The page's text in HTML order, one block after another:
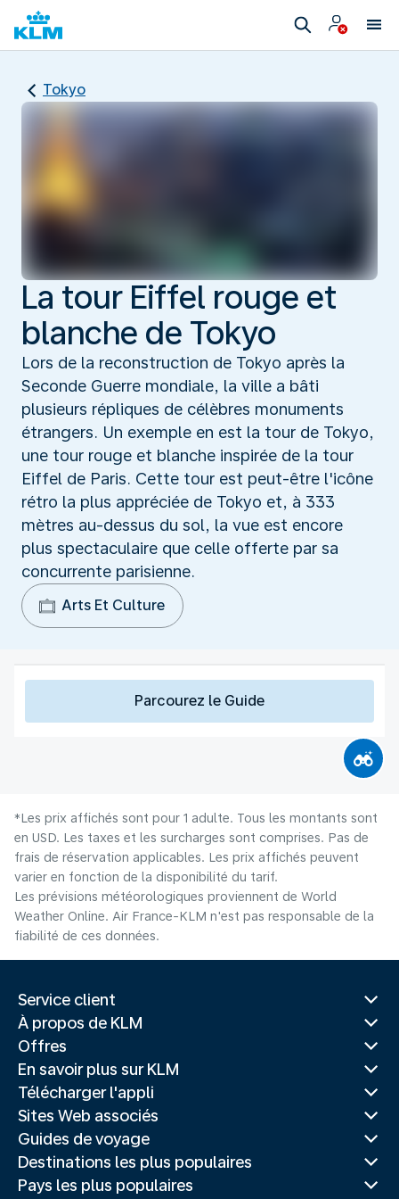
Tokyo
La tour Eiffel rouge et
blanche de Tokyo
Lors de la reconstruction de Tokyo après la
Seconde Guerre mondiale, la ville a bâti
plusieurs répliques de célèbres monuments
étrangers. Un exemple en est la tour de Tokyo,
une tour rouge et blanche inspirée de la tour
Eiffel de Paris. Cette tour est peut-être l'icône
rétro la plus appréciée de Tokyo et, à 333
mètres au-dessus du sol, la vue est encore
plus spectaculaire que celle offerte par sa
concurrente parisienne.
Arts Et Culture
Parcourez le Guide
*Les prix affichés sont pour 1 adulte. Tous les montants sont
en USD. Les taxes et les surcharges sont comprises. Pas de
frais de réservation applicables. Les prix affichés peuvent
varier en fonction de la disponibilité du tarif.
Les prévisions météorologiques proviennent de World
Weather Online. Air France-KLM n'est pas responsable de la
fiabilité de ces données.
Service client
À propos de KLM
Offres
En savoir plus sur KLM
Télécharger l'appli
Sites Web associés
Guides de voyage
Destinations les plus populaires
Pays les plus populaires